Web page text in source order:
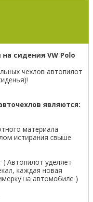
сидения VW Polo
чехлов автопилот
являются:
материала
истирания свыше
Автопилот уделяет
каждая новая
на автомобиле )